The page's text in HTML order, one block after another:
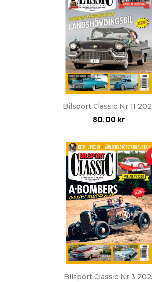
Bilsport Classic Nr 11
80,00 kr
Bilsport Classic Nr 3